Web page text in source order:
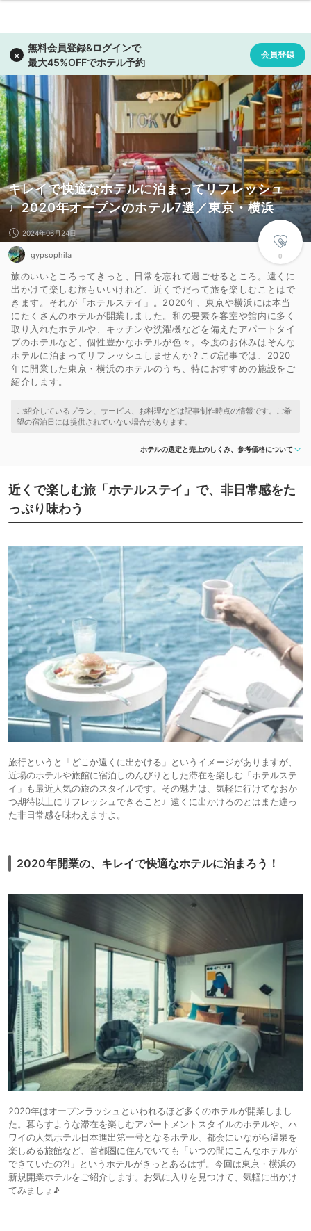
キレイで快適なホテルに泊まってリフレッシュ
♩2020年オープンのホテル7選／東京・横浜
0
2024年06月24日
gypsophila
旅のいいところってきっと、日常を忘れて過ごせるところ。遠くに
出かけて楽しむ旅もいいけれど、近くでだって旅を楽しむことはで
きます。それが「ホテルステイ」。2020年、東京や横浜には本当
にたくさんのホテルが開業しました。和の要素を客室や館内に多く
取り入れたホテルや、キッチンや洗濯機などを備えたアパートタイ
プのホテルなど、個性豊かなホテルが色々。今度のお休みはそんな
ホテルに泊まってリフレッシュしませんか？この記事では、2020
年に開業した東京・横浜のホテルのうち、特におすすめの施設をご
紹介します。
ホテルの選定と売上のしくみ、参考価格について
近くで楽しむ旅「ホテルステイ」で、非日常感をた
っぷり味わう
旅行というと「どこか遠くに出かける」というイメージがありますが、
近場のホテルや旅館に宿泊しのんびりとした滞在を楽しむ「ホテルステ
イ」も最近人気の旅のスタイルです。その魅力は、気軽に行けてなおか
つ期待以上にリフレッシュできること♩遠くに出かけるのとはまた違っ
た非日常感を味わえますよ。
2020年開業の、キレイで快適なホテルに泊まろう！
2020年はオープンラッシュといわれるほど多くのホテルが開業しまし
た。暮らすような滞在を楽しむアパートメントスタイルのホテルや、ハ
ワイの人気ホテル日本進出第一号となるホテル、都会にいながら温泉を
楽しめる旅館など、首都圏に住んでいても「いつの間にこんなホテルが
できていたの?!」というホテルがきっとあるはず。今回は東京・横浜の
新規開業ホテルをご紹介します。お気に入りを見つけて、気軽に出かけ
てみましょ♪